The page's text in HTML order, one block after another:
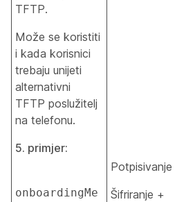
TFTP.
Može se koristiti
i kada korisnici
trebaju unijeti
alternativni
TFTP poslužitelj
na telefonu.
5. primjer:
onboardingMe
Potpisivanje
Šifriranje +